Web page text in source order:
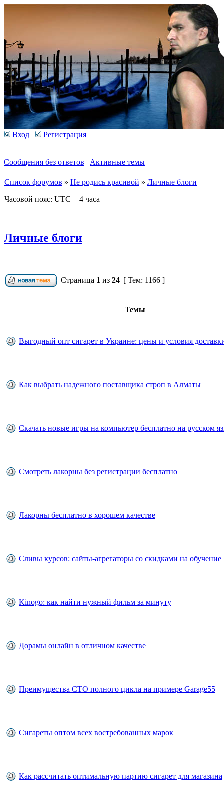
Вход Регистрация
Сообщения без ответов | Активные темы
Список форумов » Не родись красивой » Личные блоги
Часовой пояс: UTC + 4 часа
Личные блоги
Страница 1 из 24 [ Тем: 1166 ]
Темы
Выгодный опт сигарет в Украине: цены и условия
Как выбрать надежного поставщика строп в Алматы
Скачать новые игры на компьютер бесплатно на русском
Смотреть лакорны без регистрации бесплатно
Лакорны бесплатно в хорошем качестве
Сливы курсов: сайты-агрегаторы со скидками на обучение
Kinogo: как найти нужный фильм за минуту
Дорамы онлайн в отличном качестве
Преимущества СТО полного цикла на примере Garage55
Сигареты оптом всех востребованных марок
Как рассчитать оптимальную партию сигарет для магазина